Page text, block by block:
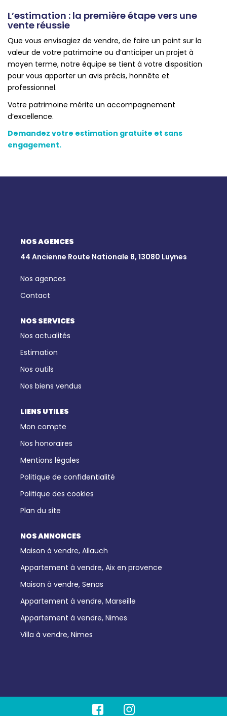
L’estimation : la première étape vers une
vente réussie
Que vous envisagiez de vendre, de faire un point sur la
valeur de votre patrimoine ou d’anticiper un projet à
moyen terme, notre équipe se tient à votre disposition
pour vous apporter un avis précis, honnête et
professionnel.
Votre patrimoine mérite un accompagnement
d’excellence.
Demandez votre estimation gratuite et sans
engagement.
NOS AGENCES
44 Ancienne Route Nationale 8, 13080 Luynes
Nos agences
Contact
NOS SERVICES
Nos actualités
Estimation
Nos outils
Nos biens vendus
LIENS UTILES
Mon compte
Nos honoraires
Mentions légales
Politique de confidentialité
Politique des cookies
Plan du site
NOS ANNONCES
Maison à vendre, Allauch
Appartement à vendre, Aix en provence
Maison à vendre, Senas
Appartement à vendre, Marseille
Appartement à vendre, Nimes
Villa à vendre, Nimes